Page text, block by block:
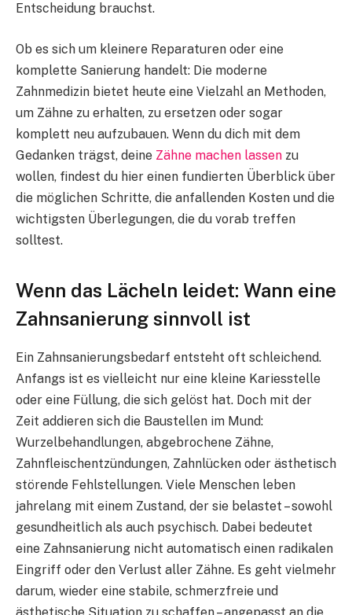
Entscheidung brauchst.
Ob es sich um kleinere Reparaturen oder eine
komplette Sanierung handelt: Die moderne
Zahnmedizin bietet heute eine Vielzahl an Methoden,
um Zähne zu erhalten, zu ersetzen oder sogar
komplett neu aufzubauen. Wenn du dich mit dem
Gedanken trägst, deine Zähne machen lassen zu
wollen, findest du hier einen fundierten Überblick über
die möglichen Schritte, die anfallenden Kosten und die
wichtigsten Überlegungen, die du vorab treffen
solltest.
Wenn das Lächeln leidet: Wann eine
Zahnsanierung sinnvoll ist
Ein Zahnsanierungsbedarf entsteht oft schleichend.
Anfangs ist es vielleicht nur eine kleine Kariesstelle
oder eine Füllung, die sich gelöst hat. Doch mit der
Zeit addieren sich die Baustellen im Mund:
Wurzelbehandlungen, abgebrochene Zähne,
Zahnfleischentzündungen, Zahnlücken oder ästhetisch
störende Fehlstellungen. Viele Menschen leben
jahrelang mit einem Zustand, der sie belastet – sowohl
gesundheitlich als auch psychisch. Dabei bedeutet
eine Zahnsanierung nicht automatisch einen radikalen
Eingriff oder den Verlust aller Zähne. Es geht vielmehr
darum, wieder eine stabile, schmerzfreie und